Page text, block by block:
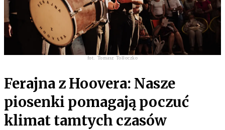
fot. Tomasz Tołłoczko
Ferajna z Hoovera: Nasze
piosenki pomagają poczuć
klimat tamtych czasów